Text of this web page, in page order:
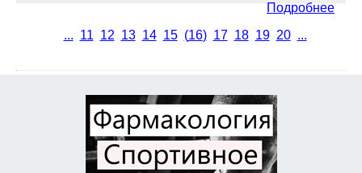
Подробнее
... 11 12 13 14 15 (16) 17 18 19 20 ...